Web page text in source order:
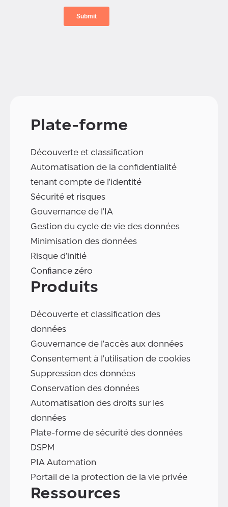
Plate-forme
Découverte et classification
Automatisation de la confidentialité
tenant compte de l'identité
Sécurité et risques
Gouvernance de l'IA
Gestion du cycle de vie des données
Minimisation des données
Risque d'initié
Confiance zéro
Produits
Découverte et classification des
données
Gouvernance de l'accès aux données
Consentement à l'utilisation de cookies
Suppression des données
Conservation des données
Automatisation des droits sur les
données
Plate-forme de sécurité des données
DSPM
PIA Automation
Portail de la protection de la vie privée
Ressources